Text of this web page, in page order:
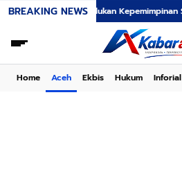
BREAKING NEWS
Memerlukan Kepemimpinan Strategis,
Home Aceh Ekbis Hukum Inforial